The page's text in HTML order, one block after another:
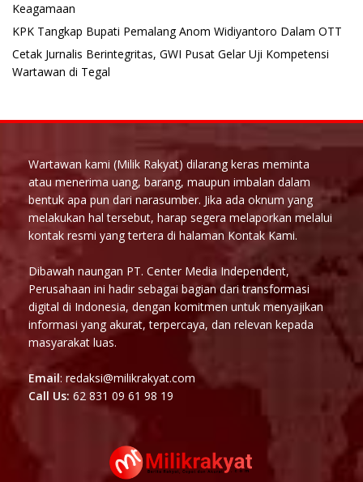
Keagamaan
KPK Tangkap Bupati Pemalang Anom Widiyantoro Dalam OTT
Cetak Jurnalis Berintegritas, GWI Pusat Gelar Uji Kompetensi
Wartawan di Tegal
Wartawan kami (Milik Rakyat) dilarang keras meminta
atau menerima uang, barang, maupun imbalan dalam
bentuk apa pun dari narasumber. Jika ada oknum yang
melakukan hal tersebut, harap segera melaporkan melalui
kontak resmi yang tertera di halaman Kontak Kami.
Dibawah naungan PT. Center Media Independent,
Perusahaan ini hadir sebagai bagian dari transformasi
digital di Indonesia, dengan komitmen untuk menyajikan
informasi yang akurat, terpercaya, dan relevan kepada
masyarakat luas.
Email: redaksi@milikrakyat.com
Call Us: 62 831 09 61 98 19